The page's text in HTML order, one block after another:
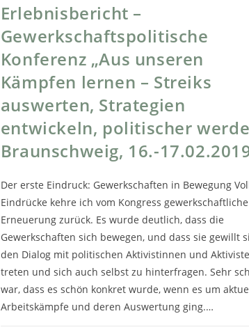
Erlebnisbericht –
Gewerkschaftspolitische
Konferenz „Aus unseren
Kämpfen lernen – Streiks
auswerten, Strategien
entwickeln, politischer
Braunschweig, 16.-
Der erste Eindruck: Gewerkschaften in Bewegung
Eindrücke kehre ich vom Kongress gewerkschaftliche
Erneuerung zurück. Es wurde deutlich, dass die
Gewerkschaften sich bewegen, und dass sie gewillt
den Dialog mit politischen Aktivistinnen und
treten und sich auch selbst zu hinterfragen. Sehr
war, dass es schön konkret wurde, wenn es um
Arbeitskämpfe und deren Auswertung ging.…